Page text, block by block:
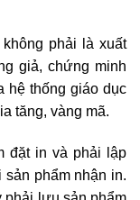
phải là xuất
giả, chứng minh
hệ thống giáo dục
tăng, vàng mã.
đặt in và phải lập
phẩm nhận in.